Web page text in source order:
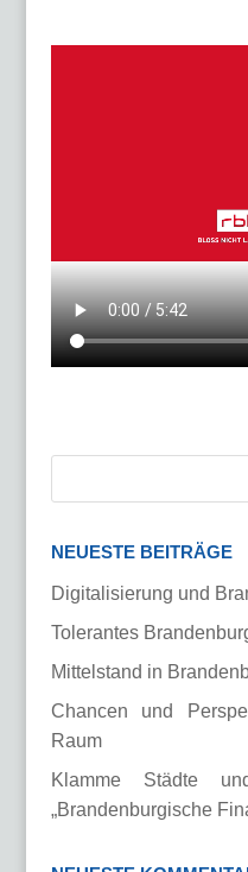
NEUESTE BEITRÄGE
Digitalisierung und
Tolerantes
Mittelstand in
Chancen und
Raum
Klamme Städte
„Brandenburgische